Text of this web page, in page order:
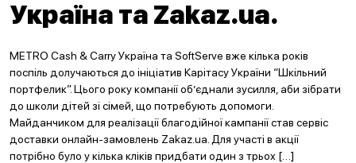
Україна та Zakaz.ua.
METRO Cash & Carry Україна та SoftServe вже кілька років
поспіль долучаються до ініціатив Карітасу України “Шкільний
портфелик”. Цього року компанії об’єднали зусилля, аби зібрати
до школи дітей зі сімей, що потребують допомоги.
Майданчиком для реалізації благодійної кампанії став сервіс
доставки онлайн-замовлень Zakaz.ua. Для участі в акції
потрібно було у кілька кліків придбати один з трьох […]